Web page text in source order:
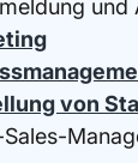
und
von